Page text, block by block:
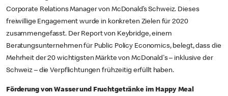
Corporate Relations Manager von McDonald’s Schweiz. Dieses
freiwillige Engagement wurde in konkreten Zielen für 2020
zusammengefasst. Der Report von Keybridge, einem
Beratungsunternehmen für Public Policy Economics, belegt, dass die
Mehrheit der 20 wichtigsten Märkte von McDonald's – inklusive der
Schweiz – die Verpflichtungen frühzeitig erfüllt haben.
Förderung von Wasser und Fruchtgetränke im Happy Meal